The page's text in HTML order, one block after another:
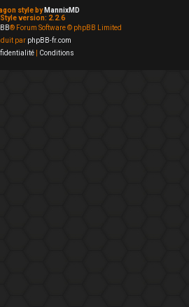
style by MannixMD
Style version: 2.2.6
® Forum Software © phpBB Limited
par phpBB-fr.com
Conditions